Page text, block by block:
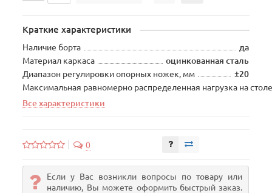
Краткие характеристики
Наличие борта
да
Материал каркаса
оцинкованная сталь
Диапазон регулировки опорных ножек, мм
±20
Максимальная равномерно распределенная нагрузка на
Все характеристики
0
Если у Вас возникли вопросы по товару или
наличию, Вы можете оформить быстрый заказ.